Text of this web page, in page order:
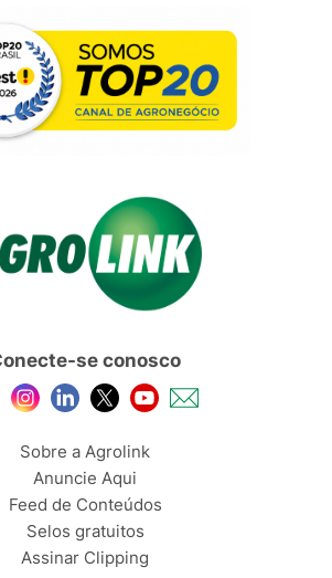
se conosco
Sobre a Agrolink
Anuncie Aqui
Feed de Conteúdos
Selos gratuitos
Assinar Clipping